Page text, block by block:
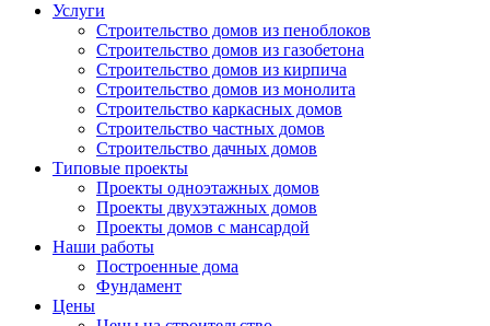
Услуги
Строительство домов из пеноблоков
Строительство домов из газобетона
Строительство домов из кирпича
Строительство домов из монолита
Строительство каркасных домов
Строительство частных домов
Строительство дачных домов
Типовые проекты
Проекты одноэтажных домов
Проекты двухэтажных домов
Проекты домов с мансардой
Наши работы
Построенные дома
Фундамент
Цены